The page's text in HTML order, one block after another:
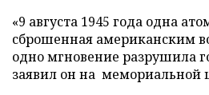
«9 августа 1945 года одна
сброшенная американским
одно мгновение разрушила
заявил он на мемориальной